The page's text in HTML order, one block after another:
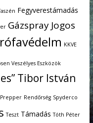
Fegyverestámadás
Gázspray Jogos
KKVE
Veszélyes Eszközök
Tibor István
Prepper Rendőrség Spyderco
Teszt Támadás Tóth Péter